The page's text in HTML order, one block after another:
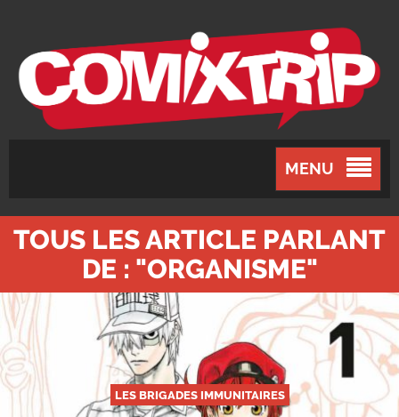
MENU
TOUS LES ARTICLE PARLANT
DE : "ORGANISME"
LES BRIGADES IMMUNITAIRES